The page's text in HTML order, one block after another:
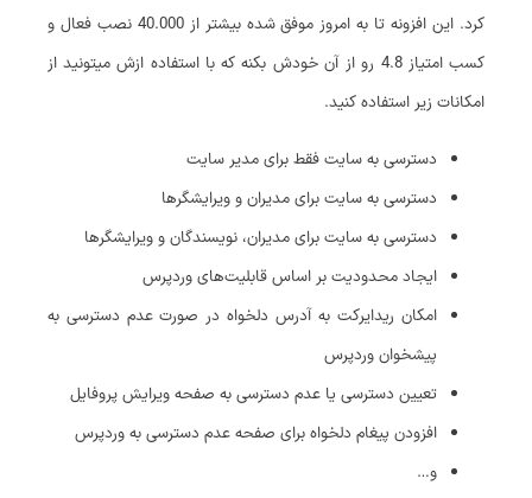
کرد. این افزونه تا به امروز موفق شده بیشتر از 40.000 نصب فعال و
کسب امتیاز 4.8 رو از آن خودش بکنه که با استفاده ازش میتونید از
امکانات زیر استفاده کنید.
دسترسی به سایت فقط برای مدیر سایت
دسترسی به سایت برای مدیران و ویرایشگرها
دسترسی به سایت برای مدیران، نویسندگان و ویرایشگرها
ایجاد محدودیت بر اساس قابلیت‌های وردپرس
امکان ریدایرکت به آدرس دلخواه در صورت عدم دسترسی به
پیشخوان وردپرس
تعیین دسترسی یا عدم دسترسی به صفحه ویرایش پروفایل
افزودن پیغام دلخواه برای صفحه عدم دسترسی به وردپرس
و…